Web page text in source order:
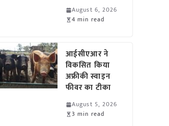
August 6, 2026
4 min read
आईसीएआर ने
विकसित किया
अफ्रीकी स्वाइन
फीवर का टीका
August 5, 2026
3 min read